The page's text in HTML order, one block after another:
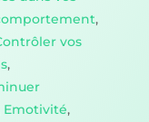
,
vos
,
Emotivité,